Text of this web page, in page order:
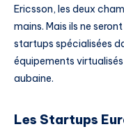
Ericsson, les deux
mains. Mais ils ne
startups spécialisées
équipements
aubaine.
Les Startups